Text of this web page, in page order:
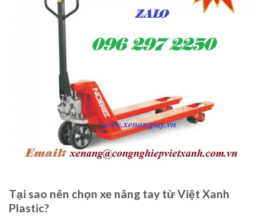
Tại sao nên chọn xe nâng tay từ Việt Xanh
Plastic?